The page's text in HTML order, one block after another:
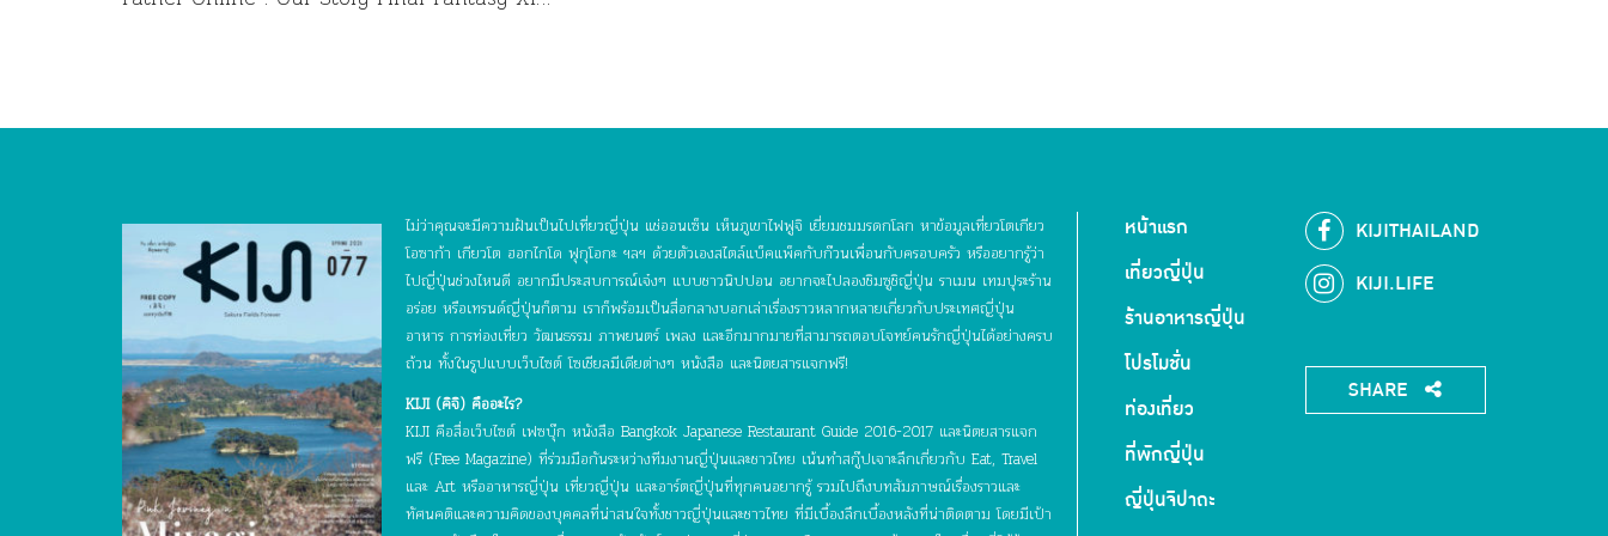
ไม่ว่าคุณจะมีความฝันเป็นไปเที่ยวญี่ปุ่น แช่ออนเซ็น เห็นภูเขาไฟฟูจิ เยี่ยมชมมรดกโลก หาข้อมูลเที่ยวโตเกียว
โอซาก้า เกียวโต ฮอกไกโด ฟุกุโอกะ ฯลฯ ด้วยตัวเองสไตล์แบ็คแพ็คกับก๊วนเพื่อนกับครอบครัว หรืออยากรู้ว่า
ไปญี่ปุ่นช่วงไหนดี อยากมีประสบการณ์เจ๋งๆ แบบชาวนิปปอน อยากจะไปลองชิมซูชิญี่ปุ่น ราเมน เทมปุระร้าน
อร่อย หรือเทรนด์ญี่ปุ่นก็ตาม เราก็พร้อมเป็นสื่อกลางบอกเล่าเรื่องราวหลากหลายเกี่ยวกับประเทศญี่ปุ่น
อาหาร การท่องเที่ยว วัฒนธรรม ภาพยนตร์ เพลง และอีกมากมายที่สามารถตอบโจทย์คนรักญี่ปุ่นได้อย่างครบ
ถ้วน ทั้งในรูปแบบเว็บไซต์ โซเชียลมีเดียต่างๆ หนังสือ และนิตยสารแจกฟรี!
KIJI (คิจิ) คืออะไร?
KIJI คือสื่อเว็บไซต์ เฟซบุ๊ก หนังสือ Bangkok Japanese Restaurant Guide 2016-2017 และนิตยสารแจก
ฟรี (Free Magazine) ที่ร่วมมือกันระหว่างทีมงานญี่ปุ่นและชาวไทย เน้นทำสกู๊ปเจาะลึกเกี่ยวกับ Eat, Travel
และ Art หรืออาหารญี่ปุ่น เที่ยวญี่ปุ่น และอาร์ตญี่ปุ่นที่ทุกคนอยากรู้ รวมไปถึงบทสัมภาษณ์เรื่องราวและ
ทัศนคติและความคิดของบุคคลที่น่าสนใจทั้งชาวญี่ปุ่นและชาวไทย ที่มีเบื้องลึกเบื้องหลังที่น่าติดตาม โดยมีเป้า
หน้าแรก
เที่ยวญี่ปุ่น
ร้านอาหารญี่ปุ่น
โปรโมชั่น
ท่องเที่ยว
ที่พักญี่ปุ่น
ญี่ปุ่นจิปาถะ
KIJITHAILAND
KIJI.LIFE
SHARE